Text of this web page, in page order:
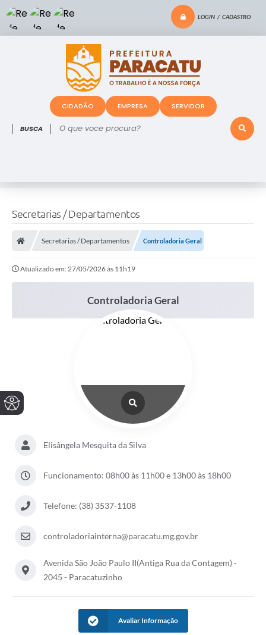
LOGIN / CADASTRO
O que voce procura?
CIDADÃO EMPRESA SERVIDOR
Secretarias / Departamentos
Secretarias / Departamentos Controladoria Geral
Atualizado em: 27/05/2026 às 11h19
Controladoria Geral
Elisângela Mesquita da Silva
Funcionamento: 08h00 às 11h00 e 13h00 às 18h00
Telefone: (38) 3537-1108
controladoriainterna@paracatu.mg.gov.br
Avenida São João Paulo II(Antiga Rua da Contagem) -
2045 - Paracatuzinho
Avaliar Informação